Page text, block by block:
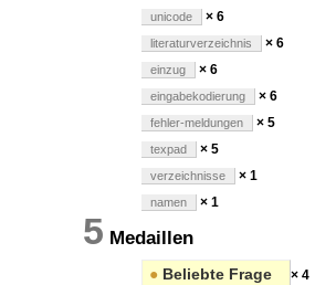
unicode × 6
literaturverzeichnis × 6
einzug × 6
eingabekodierung × 6
fehler-meldungen × 5
texpad × 5
verzeichnisse × 1
namen × 1
5 Medaillen
● Beliebte Frage × 4